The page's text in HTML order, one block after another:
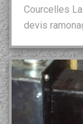
Courcelles
devis